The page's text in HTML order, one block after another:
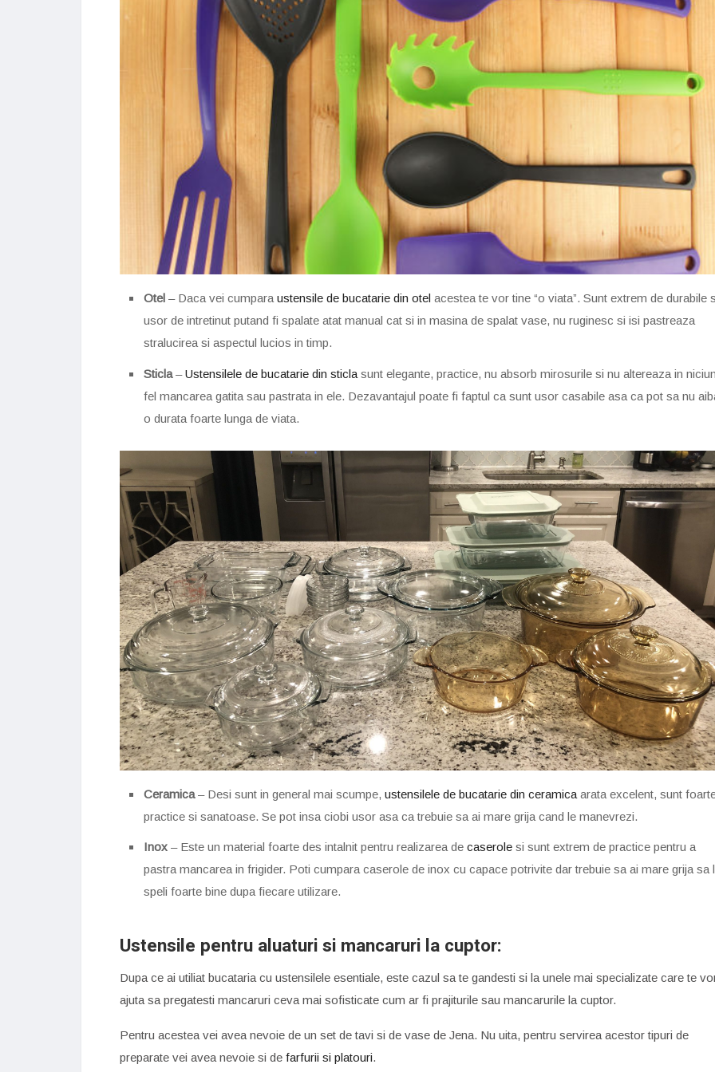
Otel – Daca vei cumpara ustensile de bucatarie din otel acestea te vor tine “o viata”. Sunt extrem de durabile
usor de intretinut putand fi spalate atat manual cat si in masina de spalat vase, nu ruginesc si isi pastreaza
stralucirea si aspectul lucios in timp.
Sticla–Ustensilele de bucatarie din sticla sunt elegante, practice, nu absorb mirosurile si nu altereaza in
fel mancarea gatita sau pastrata in ele. Dezavantajul poate fi faptul ca sunt usor casabile asa ca pot sa nu
o durata foarte lunga de viata.
Ceramica– Desi sunt in general mai scumpe, ustensilele de bucatarie din ceramica arata excelent, sunt
practice si sanatoase. Se pot insa ciobi usor asa ca trebuie sa ai mare grija cand le manevrezi.
Inox – Este un material foarte des intalnit pentru realizarea de caserole si sunt extrem de practice pentru a
pastra mancarea in frigider. Poti cumpara caserole de inox cu capace potrivite dar trebuie sa ai mare grija sa
speli foarte bine dupa fiecare utilizare.
Ustensile pentru aluaturi si mancaruri la cuptor:
Dupa ce ai utiliat bucataria cu ustensilele esentiale, este cazul sa te gandesti si la unele mai specializate care te
ajuta sa pregatesti mancaruri ceva mai sofisticate cum ar fi prajiturile sau mancarurile la cuptor.
Pentru acestea vei avea nevoie de un set de tavi si de vase de Jena. Nu uita, pentru servirea acestor tipuri de
preparate vei avea nevoie si de farfurii si platouri.